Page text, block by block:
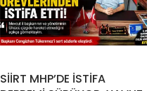
SİİRT MHP’DE İSTİFA